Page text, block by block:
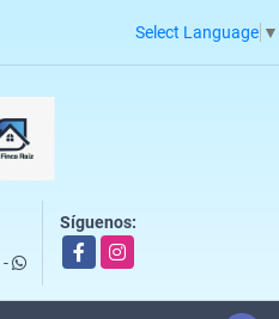
Select Language ▼
-
Síguenos:
FacebookInstagram